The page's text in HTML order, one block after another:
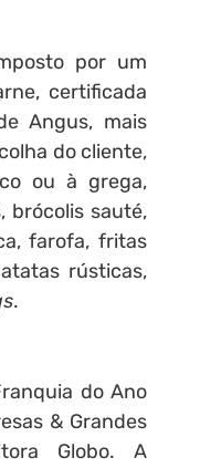
por um
certificada
Angus, mais
do cliente,
ou à grega,
brócolis sauté,
farofa, fritas
rústicas,
.
do Ano
& Grandes
Globo. A